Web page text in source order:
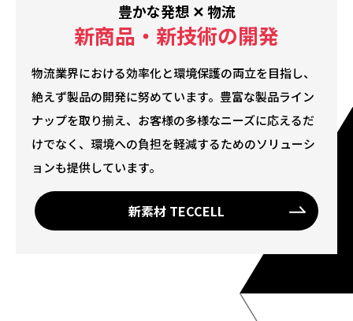
豊かな発想 ✕ 物流
新商品・新技術の開発
物流業界における効率化と環境保護の両立を目指し、
絶えず製品の開発に努めています。豊富な製品ライン
ナップを取り揃え、お客様の多様なニーズに応えるだ
けでなく、環境への負担を軽減するためのソリューシ
ョンも提供しています。
新素材 TECCELL